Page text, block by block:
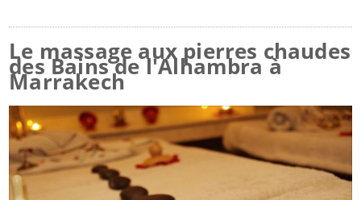
Le massage aux pierres chaudes
des Bains de l'Alhambra à
Marrakech